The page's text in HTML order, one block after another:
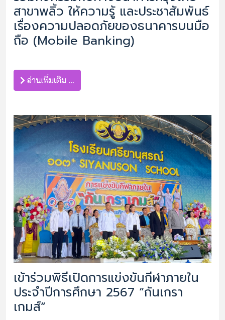
สาขาพลิ้ว ให้ความรู้ และประชาสัมพันธ์
เรื่องความปลอดภัยของธนาคารบนมือ
ถือ (Mobile Banking)
อ่านเพิ่มเติม …
เข้าร่วมพิธีเปิดการแข่งขันกีฬาภายใน
ประจำปีการศึกษา 2567 “กันเกรา
เกมส์”